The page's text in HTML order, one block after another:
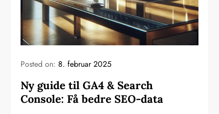
Posted on: 8. februar 2025
Ny guide til GA4 & Search
Console: Få bedre SEO-data